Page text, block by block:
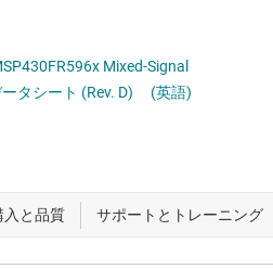
Mixed-Signal
タシート (Rev. D)
(英語)